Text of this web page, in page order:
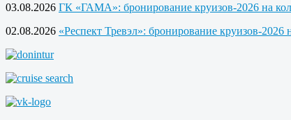
03.08.2026 ГК «ГАМА»: бронирование круизов-2026 на
02.08.2026 «Респект Тревэл»: бронирование круизов-2026